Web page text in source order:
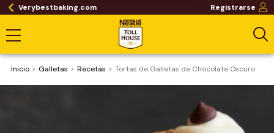
Verybestbaking.com Registrarse
Inicio Galletas Recetas Tortas de Galletas de Chocolate Oscuro